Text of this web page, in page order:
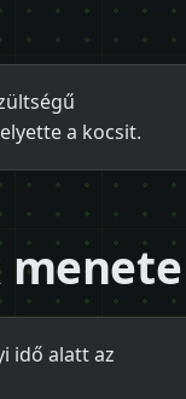
a kocsit.
menete
idő alatt az